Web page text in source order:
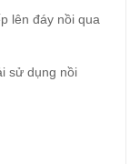
đáy nồi qua
sử dụng nồi